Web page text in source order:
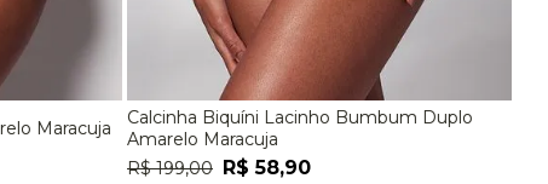
EG
Maracuja
P
Calcinha Biquíni Lacinho Bumbum Duplo
Amarelo Maracuja
R$ 199,00 R$ 58,90